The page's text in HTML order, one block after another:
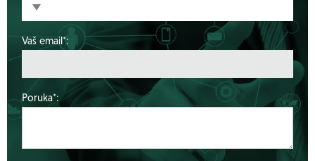
Vaš email*:
Poruka*: